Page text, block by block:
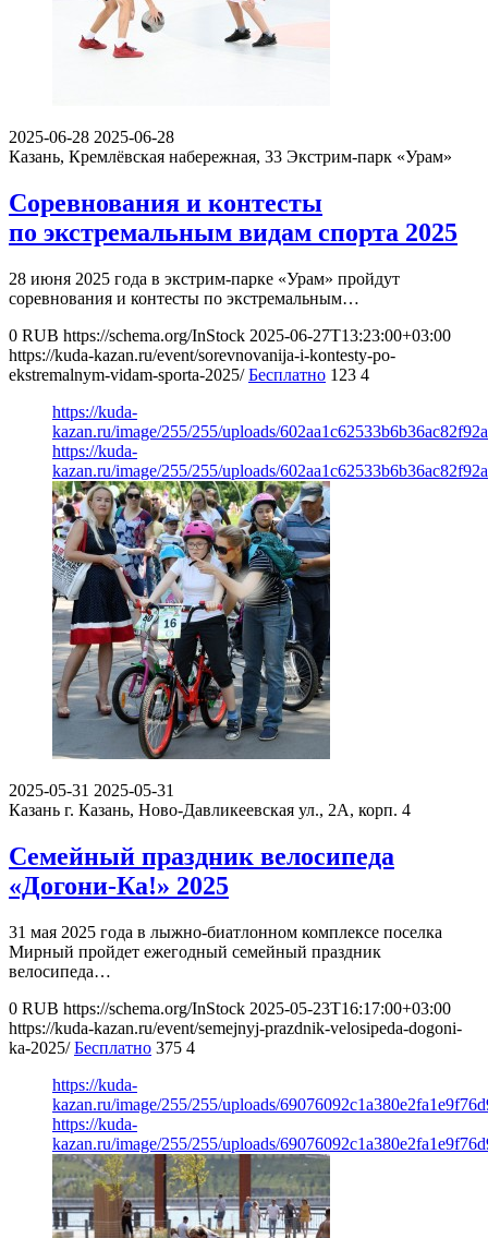
2025-06-28 2025-06-28
Казань, Кремлёвская набережная, 33 Экстрим-парк «Урам»
Соревнования и контесты
по экстремальным видам спорта 2025
28 июня 2025 года в экстрим-парке «Урам» пройдут
соревнования и контесты по экстремальным…
0 RUB https://schema.org/InStock 2025-06-27T13:23:00+03:00
https://kuda-kazan.ru/event/sorevnovanija-i-kontesty-po-
ekstremalnym-vidam-sporta-2025/ Бесплатно 123 4
https://kuda-
kazan.ru/image/255/255/uploads/
https://kuda-
kazan.ru/image/255/255/uploads/
2025-05-31 2025-05-31
Казань г. Казань, Ново-Давликеевская ул., 2А, корп. 4
Семейный праздник велосипеда
«Догони-Ка!» 2025
31 мая 2025 года в лыжно-биатлонном комплексе поселка
Мирный пройдет ежегодный семейный праздник
велосипеда…
0 RUB https://schema.org/InStock 2025-05-23T16:17:00+03:00
https://kuda-kazan.ru/event/semejnyj-prazdnik-velosipeda-dogoni-
ka-2025/ Бесплатно 375 4
https://kuda-
kazan.ru/image/255/255/uploads/
https://kuda-
kazan.ru/image/255/255/uploads/